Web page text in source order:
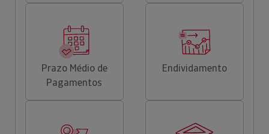
Prazo Médio de
Pagamentos
Endividamento